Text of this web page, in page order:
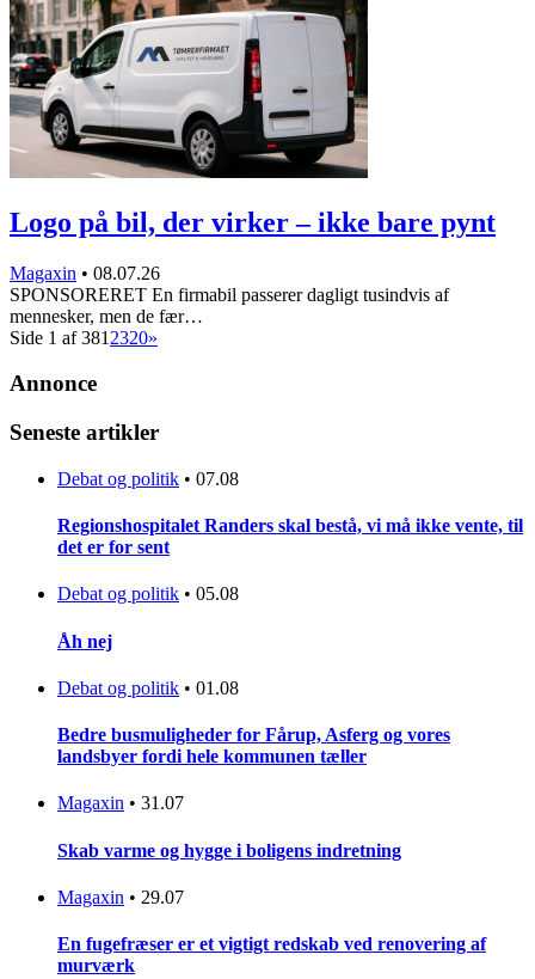
Logo på bil, der virker – ikke bare pynt
Magaxin • 08.07.26
SPONSORERET En firmabil passerer dagligt tusindvis af
mennesker, men de fær…
Side 1 af 381 2320»
Annonce
Seneste artikler
Debat og politik • 07.08
Regionshospitalet Randers skal bestå, vi må ikke vente, til
det er for sent
Debat og politik • 05.08
Åh nej
Debat og politik • 01.08
Bedre busmuligheder for Fårup, Asferg og vores
landsbyer fordi hele kommunen tæller
Magaxin • 31.07
Skab varme og hygge i boligens indretning
Magaxin • 29.07
En fugefræser er et vigtigt redskab ved renovering af
murværk